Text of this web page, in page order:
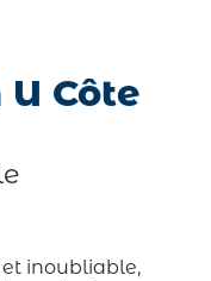
U Côte
et inoubliable,